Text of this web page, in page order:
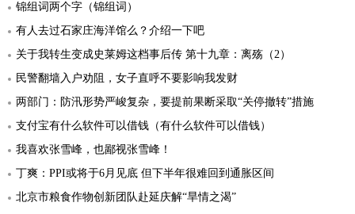
锦组词两个字（锦组词）
有人去过石家庄海洋馆么？介绍一下吧
关于我转生变成史莱姆这档事后传 第十九章：离殇（2）
民警翻墙入户劝阻，女子直呼不要影响我发财
两部门：防汛形势严峻复杂，要提前果断采取“关停撤转”措施
支付宝有什么软件可以借钱（有什么软件可以借钱）
我喜欢张雪峰，也鄙视张雪峰！
丁爽：PPI或将于6月见底 但下半年很难回到通胀区间
北京市粮食作物创新团队赴延庆解“旱情之渴”